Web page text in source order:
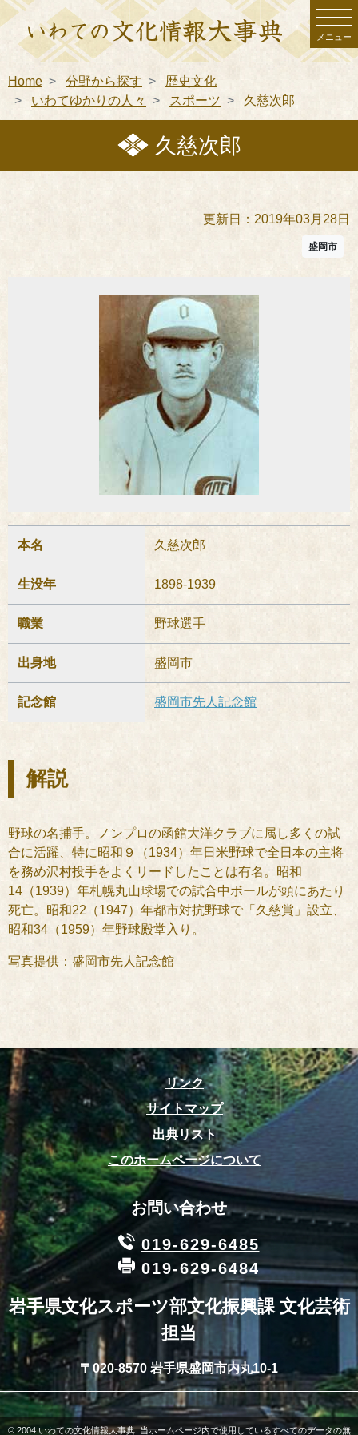
メニュー
Home 分野から探す
歴史文化
いわてゆかりの人々
スポーツ 久慈次郎
久慈次郎
更新日：2019年03月28日
盛岡市
本名 久慈次郎
生没年 1898-1939
職業 野球選手
出身地 盛岡市
記念館 盛岡市先人記念館
解説
野球の名捕手。ノンプロの函館大洋クラブに属し多くの試
合に活躍、特に昭和９（1934）年日米野球で全日本の主将
を務め沢村投手をよくリードしたことは有名。昭和
14（1939）年札幌丸山球場での試合中ボールが頭にあたり
死亡。昭和22（1947）年都市対抗野球で「久慈賞」設立、
昭和34（1959）年野球殿堂入り。
写真提供：盛岡市先人記念館
リンク
サイトマップ
出典リスト
このホームページについて
お問い合わせ
019-629-6485
019-629-6484
岩手県文化スポーツ部文化振興課 文化芸術
担当
〒020-8570 岩手県盛岡市内丸10-1
© 2004 いわての文化情報大事典 当ホームページ内で使用しているすべてのデータの無